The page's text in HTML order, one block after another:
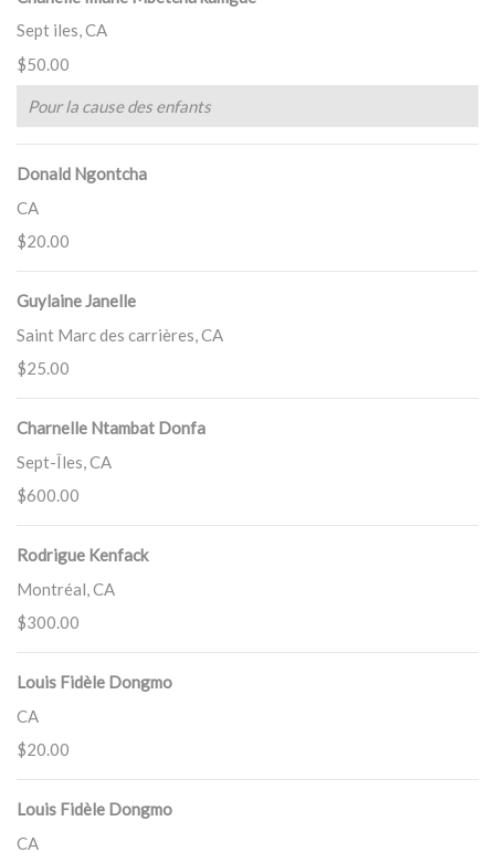
Sept iles, CA
$50.00
Pour la cause des enfants
Donald Ngontcha
CA
$20.00
Guylaine Janelle
Saint Marc des carrières, CA
$25.00
Charnelle Ntambat Donfa
Sept-Îles, CA
$600.00
Rodrigue Kenfack
Montréal, CA
$300.00
Louis Fidèle Dongmo
CA
$20.00
Louis Fidèle Dongmo
CA